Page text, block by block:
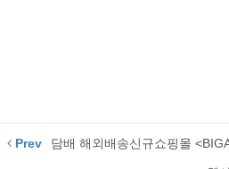
Prev 담배 해외배송신규쇼핑몰